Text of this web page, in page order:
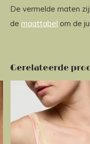
De vermelde maten
de maattabel om de
Gerelateerde